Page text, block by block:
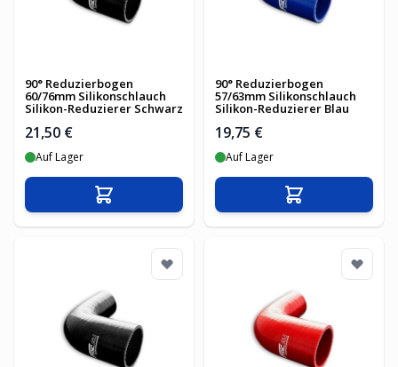
90° Reduzierbogen
60/76mm Silikonschlauch
Silikon-Reduzierer Schwarz
21,50 €
Auf Lager
In den Warenkorb
90° Reduzierbogen
57/63mm Silikonschlauch
Silikon-Reduzierer Blau
19,75 €
Auf Lager
In den